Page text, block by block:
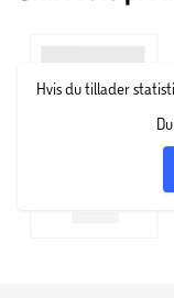
Hvis du tillader